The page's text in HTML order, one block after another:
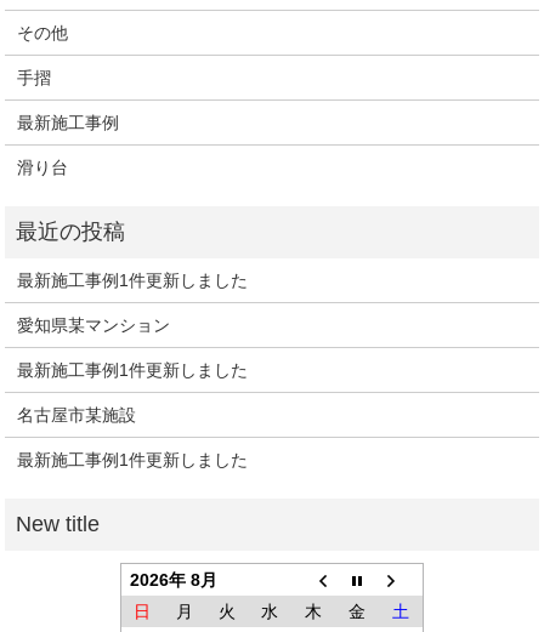
その他
手摺
最新施工事例
滑り台
最新施工事例1件更新しました
愛知県某マンション
最新施工事例1件更新しました
名古屋市某施設
最新施工事例1件更新しました
2026年 8月
日
月 火 水 木 金
土